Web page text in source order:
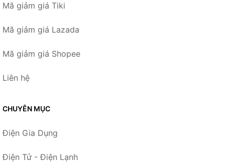
Mã giảm giá Tiki
Mã giảm giá Lazada
Mã giảm giá Shopee
Liên hệ
CHUYÊN MỤC
Điện Gia Dụng
Điện Tử - Điện Lạnh